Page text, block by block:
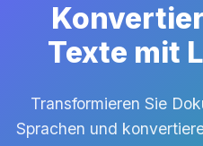
Texte mit
Transformieren Sie
Sprachen und